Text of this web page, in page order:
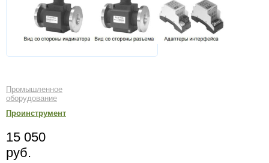
Промышленное
оборудование
Проинструмент
15 050
руб.